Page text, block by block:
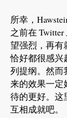
所幸，
之前在
望强烈，再有
恰好都很感兴
列提纲。然而
来的效果一
待的更好。这
互相成就吧。